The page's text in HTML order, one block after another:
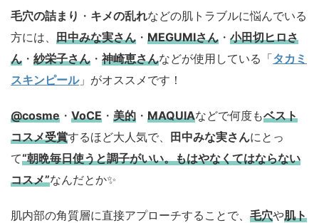
毛穴の詰まり ・ キメの乱れなどの肌トラブルに悩んでいる
方には、 田中みな実さん ・ MEGUMIさん ・ 小田切ヒロさ
ん ・ 紗栄子さん ・ 神崎恵さんなどが使用している「タカミ
スキンピール」がオススメです！
@cosme ・ VoCE ・ 美的 ・ MAQUIAなどで何度もベスト
コスメ受賞するほど大人気で、 田中みな実さんにとっ
て“朝晩毎日使うと調子がいい。もはやなくてはならない
コスメ”なんだとか✨
肌内部の角質層に直接アプローチすることで、 毛穴や肌ト